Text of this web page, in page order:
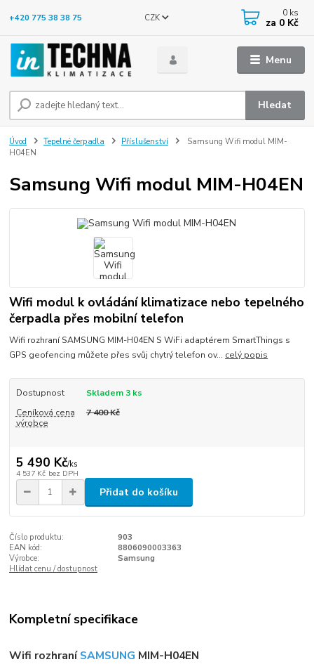
Menu
CZK
Hledat
+420 775 38 38 75 0 ks
za 0 Kč
Úvod Tepelné čerpadla Příslušenství
Samsung Wifi modul MIM-
H04EN
Samsung Wifi modul MIM-H04EN
Wifi modul k ovládání klimatizace nebo tepelného
čerpadla přes mobilní telefon
Wifi rozhraní SAMSUNG MIM-H04EN S WiFi adaptérem SmartThings s
GPS geofencing můžete přes svůj chytrý telefon ov... celý popis
Dostupnost
Skladem 3 ks
Ceníková cena
výrobce
7 400 Kč
5 490 Kč/ks
4 537 Kč bez DPH
Přidat do košíku
Číslo produktu:
903
EAN kód:
8806090003363
Výrobce:
Samsung
Hlídat cenu / dostupnost
Kompletní specifikace
Wifi rozhraníSAMSUNG MIM-H04EN